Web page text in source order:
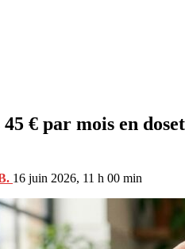
45 € par mois en
16 juin 2026, 11 h 00 min